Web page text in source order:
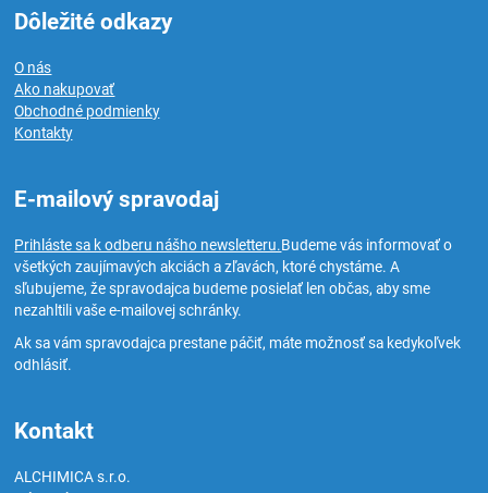
Dôležité odkazy
O nás
Ako nakupovať
Obchodné podmienky
Kontakty
E-mailový spravodaj
Prihláste sa k odberu nášho newsletteru.Budeme vás informovať o
všetkých zaujímavých akciách a zľavách, ktoré chystáme. A
sľubujeme, že spravodajca budeme posielať len občas, aby sme
nezahltili vaše e-mailovej schránky.
Ak sa vám spravodajca prestane páčiť, máte možnosť sa kedykoľvek
odhlásiť.
Kontakt
ALCHIMICA s.r.o.